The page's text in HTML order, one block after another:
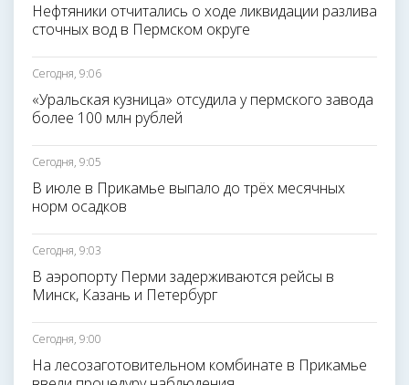
Нефтяники отчитались о ходе ликвидации разлива
сточных вод в Пермском округе
Сегодня, 9:06
«Уральская кузница» отсудила у пермского завода
более 100 млн рублей
Сегодня, 9:05
В июле в Прикамье выпало до трёх месячных
норм осадков
Сегодня, 9:03
В аэропорту Перми задерживаются рейсы в
Минск, Казань и Петербург
Сегодня, 9:00
На лесозаготовительном комбинате в Прикамье